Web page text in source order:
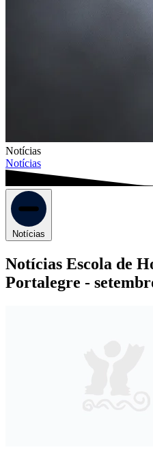
Notícias
Notícias
Notícias
Notícias Escola de
Portalegre -